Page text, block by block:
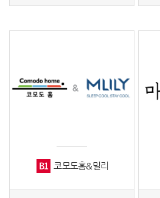
B1 코모도홈&밀리